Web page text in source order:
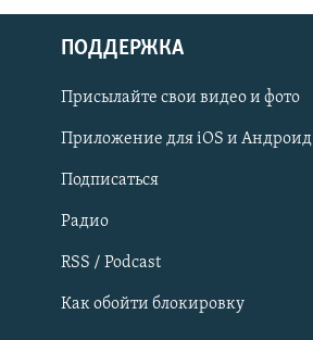
Українською
Qırımtatar
ПРИСОЕДИНЯЙТЕСЬ!
ПОДДЕРЖКА
Присылайте свои видео и фото
Приложение для iOS и Андроид
Подписаться
Радио
RSS / Podcast
Как обойти блокировку